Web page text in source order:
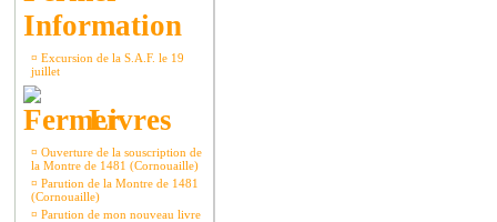
Information
¤ Excursion de la S.A.F. le 19
juillet
Livres
¤ Ouverture de la souscription de
la Montre de 1481 (Cornouaille)
¤ Parution de la Montre de 1481
(Cornouaille)
¤ Parution de mon nouveau livre